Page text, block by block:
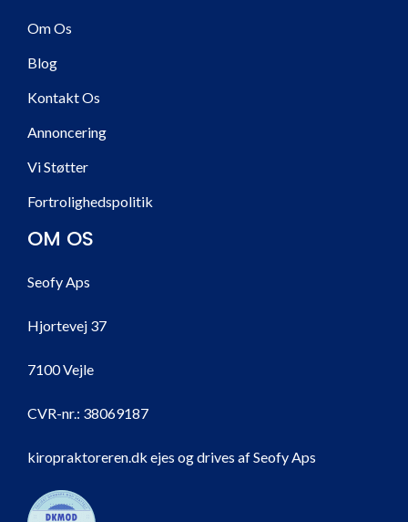
Om Os
Blog
Kontakt Os
Annoncering
Vi Støtter
Fortrolighedspolitik
OM OS
Seofy Aps
Hjortevej 37
7100 Vejle
CVR-nr.: 38069187
kiropraktoreren.dk ejes og drives af Seofy Aps